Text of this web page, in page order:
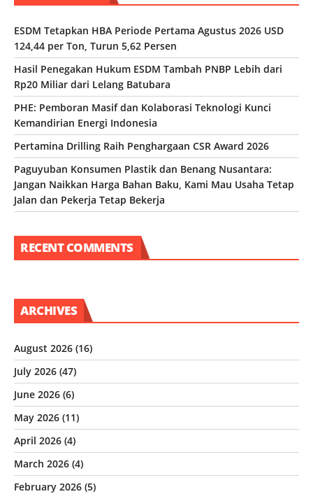
ESDM Tetapkan HBA Periode Pertama Agustus 2026 USD
124,44 per Ton, Turun 5,62 Persen
Hasil Penegakan Hukum ESDM Tambah PNBP Lebih dari
Rp20 Miliar dari Lelang Batubara
PHE: Pemboran Masif dan Kolaborasi Teknologi Kunci
Kemandirian Energi Indonesia
Pertamina Drilling Raih Penghargaan CSR Award 2026
Paguyuban Konsumen Plastik dan Benang Nusantara:
Jangan Naikkan Harga Bahan Baku, Kami Mau Usaha Tetap
Jalan dan Pekerja Tetap Bekerja
RECENT COMMENTS
ARCHIVES
August 2026 (16)
July 2026 (47)
June 2026 (6)
May 2026 (11)
April 2026 (4)
March 2026 (4)
February 2026 (5)